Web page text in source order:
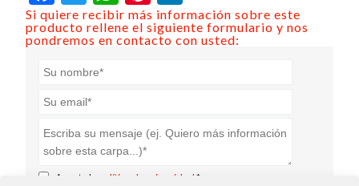
Si quiere recibir más información sobre este
producto rellene el siguiente formulario y nos
pondremos en contacto con usted:
Acepto la política de privacidad.*